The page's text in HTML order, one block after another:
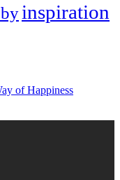
inspiration
of Happiness